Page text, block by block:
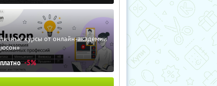
курсы от онлайн-академии
-5%